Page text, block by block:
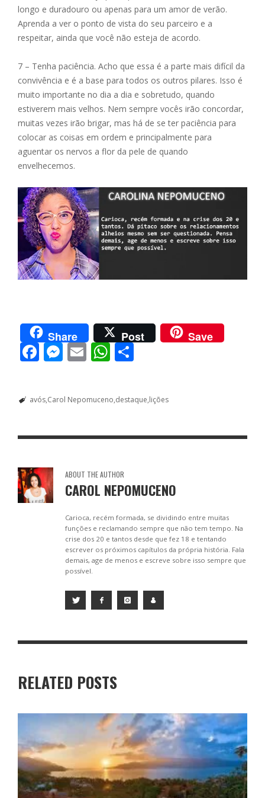
longo e duradouro ou apenas para um amor de verão.
Aprenda a ver o ponto de vista do seu parceiro e a
respeitar, ainda que você não esteja de acordo.
7 – Tenha paciência. Acho que essa é a parte mais difícil da
convivência e é a base para todos os outros pilares. Isso é
muito importante no dia a dia e sobretudo, quando
estiverem mais velhos. Nem sempre vocês irão concordar,
muitas vezes irão brigar, mas há de se ter paciência para
colocar as coisas em ordem e principalmente para
aguentar os nervos a flor da pele de quando
envelhecemos.
Share Post Save
F
ac
b
o
k
M
e
e
g
er
E
m
l
W
h
s
p
p
S
e
avós Carol Nepomuceno destaque lições
ABOUT THE AUTHOR
CAROL NEPOMUCENO
Carioca, recém formada, se dividindo entre muitas
funções e reclamando sempre que não tem tempo. Na
crise dos 20 e tantos desde que fez 18 e tentando
escrever os próximos capítulos da própria história. Fala
demais, age de menos e escreve sobre isso sempre que
possível.
RELATED POSTS